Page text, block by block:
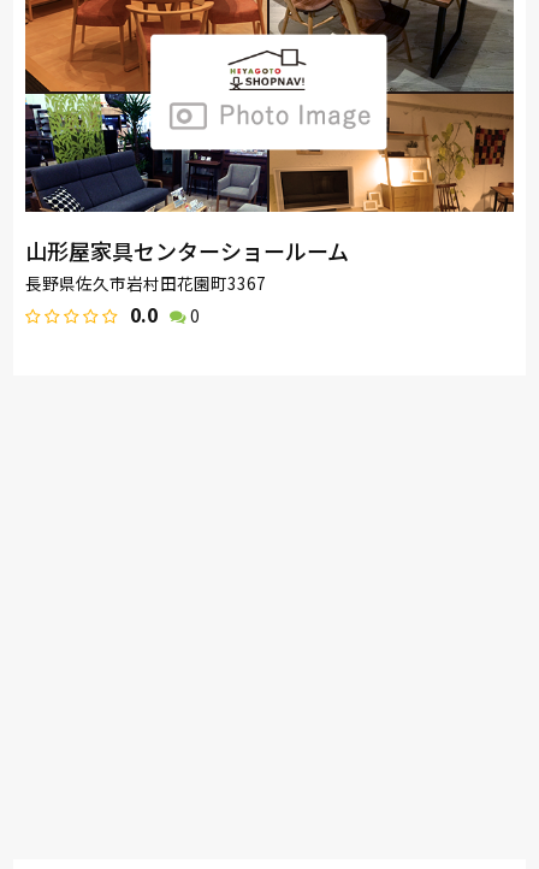
山形屋家具センターショールーム
長野県佐久市岩村田花園町3367
0.0 0